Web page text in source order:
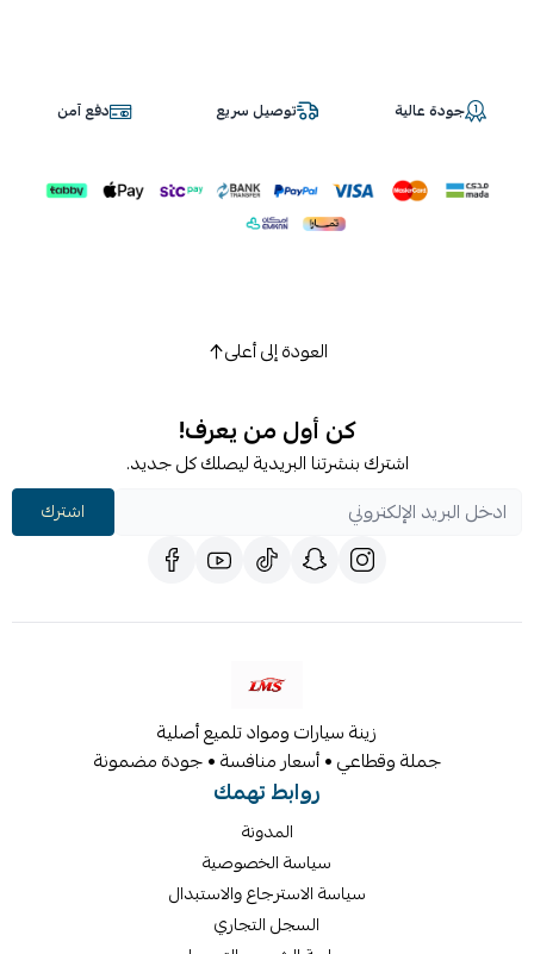
جودة عالية توصيل سريع دفع آمن
العودة إلى أعلى
كن أول من يعرف!
اشترك بنشرتنا البريدية ليصلك كل جديد.
اشترك
زينة سيارات ومواد تلميع أصلية
جملة وقطاعي • أسعار منافسة • جودة مضمونة
روابط تهمك
المدونة
سياسة الخصوصية
سياسة الاسترجاع والاستبدال
السجل التجاري